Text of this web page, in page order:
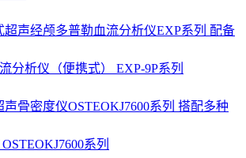
分析仪（便携式） EXP-9P系列
系列